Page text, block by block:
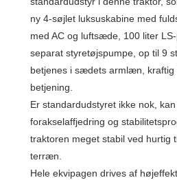
ny 4-søjlet luksuskabine med
med AC og luftsæde, 100 liter
separat styretøjspumpe, op til 9
betjenes i sædets armlæn, kraftig
betjening.
Er standardudstyret ikke nok,
forakselaffjedring og
traktoren meget stabil ved hurtig
terræn.
Hele ekvipagen drives af